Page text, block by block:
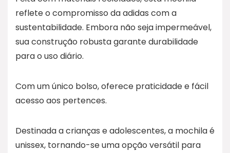
reflete o compromisso da adidas com a
sustentabilidade. Embora não seja impermeável,
sua construção robusta garante durabilidade
para o uso diário.
Com um único bolso, oferece praticidade e fácil
acesso aos pertences.
Destinada a crianças e adolescentes, a mochila é
unissex, tornando-se uma opção versátil para